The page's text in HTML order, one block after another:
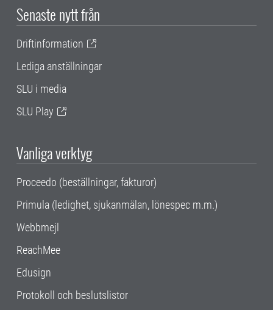
Senaste nytt från
Driftinformation
Lediga anställningar
SLU i media
SLU Play
Vanliga verktyg
Proceedo (beställningar, fakturor)
Primula (ledighet, sjukanmälan, lönespec m.m.)
Webbmejl
ReachMee
Edusign
Protokoll och beslutslistor